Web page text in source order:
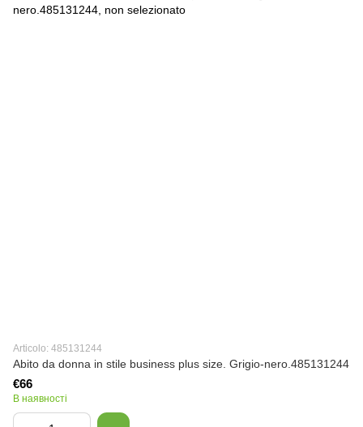
Articolo: 485131244
Abito da donna in stile business plus size. Grigio-nero.485131244
€66
В наявності